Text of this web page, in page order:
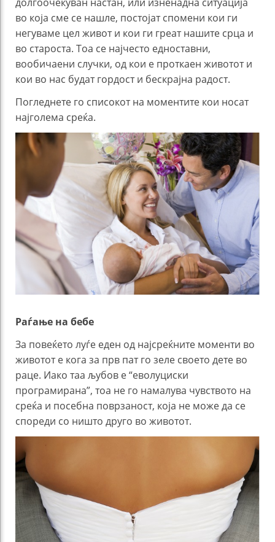
во која сме се нашле, постојат спомени кои ги
негуваме цел живот и кои ги греат нашите срца и
во староста. Тоа се најчесто едноставни,
вообичаени случки, од кои е проткаен животот и
кои во нас будат гордост и бескрајна радост.
Погледнете го списокот на моментите кои носат
најголема среќа.
Раѓање на бебе
За повеќето луѓе еден од најсреќните моменти во
животот е кога за прв пат го зеле своето дете во
раце. Иако таа љубов е “еволуциски
програмирана”, тоа не го намалува чувството на
среќа и посебна поврзаност, која не може да се
спореди со ништо друго во животот.